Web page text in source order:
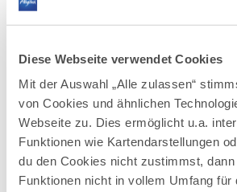
Diese Webseite verwendet Cookies
Mit der Auswahl „Alle zulassen“
von Cookies und ähnlichen
Webseite zu. Dies ermöglicht u.a.
Funktionen wie Kartendarstellungen
du den Cookies nicht zustimmst,
Funktionen nicht in vollem Umfang für
wie z.B. Buttern, Käsen, Allgäuer Küche
Führungen mit
begehbaren Kuhmagen die
vom Gras bis zur Milch
werden an unterschiedlichen
immer wieder aufs Neue überrascht,
lassen sich auf der authentischen
eine g`scheite Brotzeit schmecken
Informationen über kurzfristige